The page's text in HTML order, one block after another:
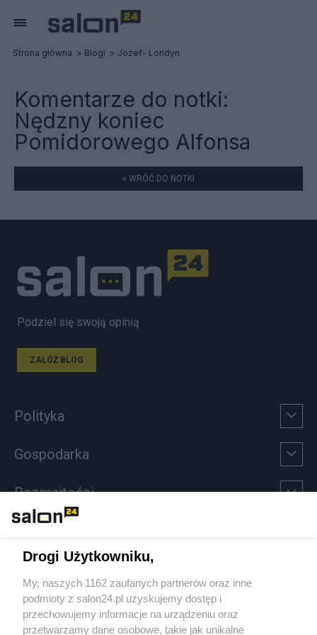
Strona główna Blogi Jozef- Londyn
Komentarze do notki:
Nędzny koniec
Pomidorowego Alfonsa
« WRÓĆ DO NOTKI
Podziel się swoją opinią
ZAŁÓŻ BLOG
Polityka
Gospodarka
Rozmaitości
Sport
Społeczeństwo
Drogi Użytkowniku,
My, naszych 1162 zaufanych partnerów oraz inne
podmioty z salon24.pl uzyskujemy dostęp i
przechowujemy informacje na urządzeniu oraz
przetwarzamy dane osobowe, takie jak unikalne